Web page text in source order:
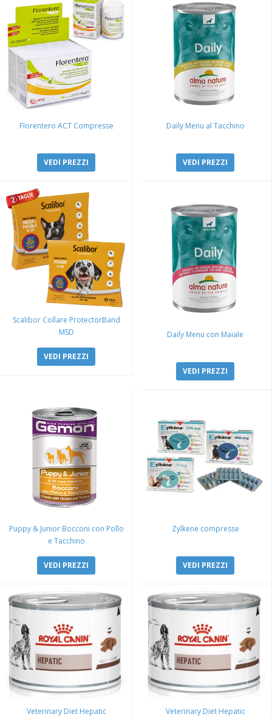
Florentero ACT Compresse
VEDI PREZZI
Daily Menu al Tacchino
VEDI PREZZI
Scalibor Collare ProtectorBand
MSD
VEDI PREZZI
Daily Menu con Maiale
VEDI PREZZI
Puppy & Junior Bocconi con Pollo
e Tacchino
VEDI PREZZI
Zylkene compresse
VEDI PREZZI
Veterinary Diet Hepatic Veterinary Diet Hepatic